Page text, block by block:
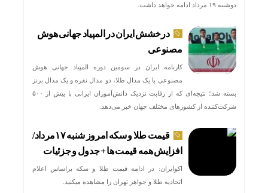
دوشنبه ۱۹ مرداد ادامه خواهد داشت.
درخشش ایران در المپیاد جهانی هوش
مصنوعی
کارنامه ایران در سومین دوره المپیاد جهانی هوش
مصنوعی با یک مدال طلا، دو مدال نقره و یک مدال برنز
بسته شد؛ نتیجه‌ای که از رقابت نزدیک دانش‌آموزان ایرانی با بیش از ۵۰۰
شرکت‌کننده از کشورهای مختلف جهان خبر می‌دهد.
قیمت طلا و سکه امروز شنبه ۱۷مرداد/
افزایش همه قیمت ها + جدول و جزئیات
اکوایران: در ادامه قیمت طلا و سکه براساس اعلام
اتحادیه طلا و جواهر تهران را مشاهده میکنید.